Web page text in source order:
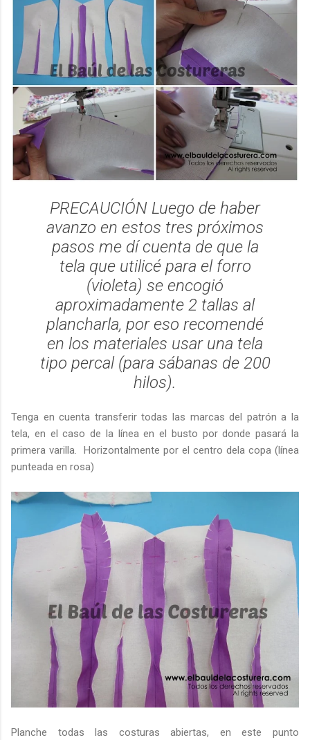
PRECAUCIÓN Luego de haber
avanzo en estos tres próximos
pasos me dí cuenta de que la
tela que utilicé para el forro
(violeta) se encogió
aproximadamente 2 tallas al
plancharla, por eso recomendé
en los materiales usar una tela
tipo percal (para sábanas de 200
hilos).
Tenga en cuenta transferir todas las marcas del patrón a la
tela, en el caso de la línea en el busto por donde pasará la
primera varilla. Horizontalmente por el centro dela copa (línea
punteada en rosa)
Planche todas las costuras abiertas, en este punto